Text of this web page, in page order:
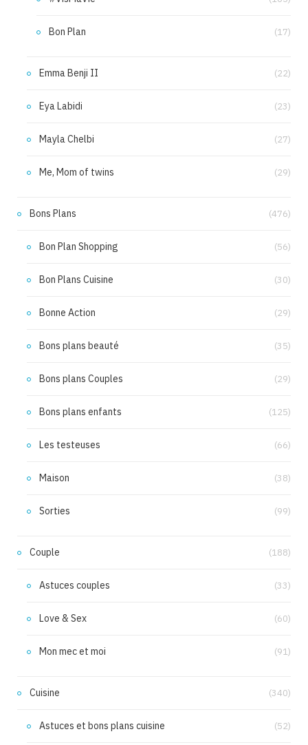
Bon Plan (17)
Emma Benji II (22)
Eya Labidi (23)
Mayla Chelbi (27)
Me, Mom of twins (29)
Bons Plans (476)
Bon Plan Shopping (56)
Bon Plans Cuisine (30)
Bonne Action (29)
Bons plans beauté (35)
Bons plans Couples (29)
Bons plans enfants (125)
Les testeuses (66)
Maison (38)
Sorties (99)
Couple (188)
Astuces couples (33)
Love & Sex (60)
Mon mec et moi (91)
Cuisine (340)
Astuces et bons plans cuisine (52)